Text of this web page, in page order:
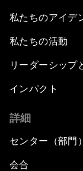
私たちのアイデ
私たちの活動
リーダーシップ
インパクト
詳細
センター（部門）
会合